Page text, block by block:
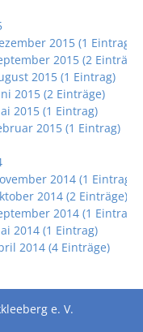
2015 (1 Eintrag)
2015 (2 Einträge)
2015 (1 Eintrag)
2015 (2 Einträge)
2015 (1 Eintrag)
2015 (1 Eintrag)
2014 (1 Eintrag)
2014 (2 Einträge)
2014 (1 Eintrag)
2014 (1 Eintrag)
2014 (4 Einträge)
e. V.